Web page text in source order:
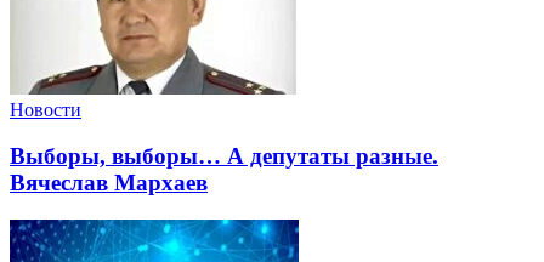
Новости
Выборы, выборы… А депутаты разные.
Вячеслав Мархаев